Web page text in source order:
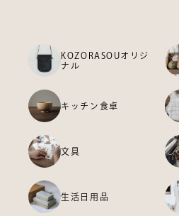
KOZORASOUオリジ
ナル
キッチン食卓
文具
生活日用品